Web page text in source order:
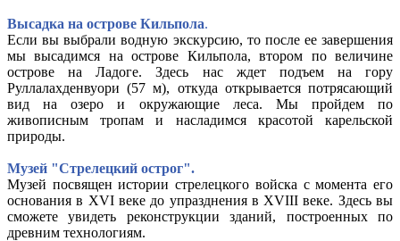
Высадка на острове Кильпола.
Если вы выбрали водную экскурсию, то после ее завершения
мы высадимся на острове Кильпола, втором по величине
острове на Ладоге. Здесь нас ждет подъем на гору
Руллалахденвуори (57 м), откуда открывается потрясающий
вид на озеро и окружающие леса. Мы пройдем по
живописным тропам и насладимся красотой карельской
природы.
Музей "Стрелецкий острог".
Музей посвящен истории стрелецкого войска с момента его
основания в XVI веке до упразднения в XVIII веке. Здесь вы
сможете увидеть реконструкции зданий, построенных по
древним технологиям.